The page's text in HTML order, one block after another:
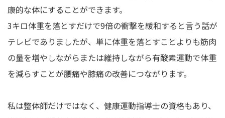
康的な体にすることができます。
3キロ体重を落とすだけで9倍の衝撃を緩和すると言う話が
テレビでありましたが、単に体重を落とすことよりも筋肉
の量を増やしながらまたは維持しながら有酸素運動で体重
を減らすことが腰痛や膝痛の改善につながります。
私は整体師だけではなく、健康運動指導士の資格もあり、